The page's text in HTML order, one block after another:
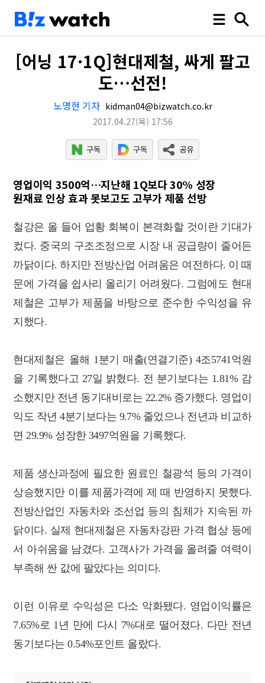
[어닝 17·1Q]현대제철, 싸게 팔고
도…선전!
노명현 기자 kidman04@bizwatch.co.kr
2017.04.27(목) 17:56
영업이익 3500억…지난해 1Q보다 30% 성장
원재료 인상 효과 못보고도 고부가 제품 선방
철강은 올 들어 업황 회복이 본격화할 것이란 기대가
컸다. 중국의 구조조정으로 시장 내 공급량이 줄어든
까닭이다. 하지만 전방산업 어려움은 여전하다. 이 때
문에 가격을 쉽사리 올리기 어려웠다. 그럼에도 현대
제철은 고부가 제품을 바탕으로 준수한 수익성을 유
지했다.
현대제철은 올해 1분기 매출(연결기준) 4조5741억원
을 기록했다고 27일 밝혔다. 전 분기보다는 1.81% 감
소했지만 전년 동기대비로는 22.2% 증가했다. 영업이
익도 작년 4분기보다는 9.7% 줄었으나 전년과 비교하
면 29.9% 성장한 3497억원을 기록했다.
제품 생산과정에 필요한 원료인 철광석 등의 가격이
상승했지만 이를 제품가격에 제 때 반영하지 못했다.
전방산업인 자동차와 조선업 등의 침체가 지속된 까
닭이다. 실제 현대제철은 자동차강판 가격 협상 등에
서 아쉬움을 남겼다. 고객사가 가격을 올려줄 여력이
부족해 싼 값에 팔았다는 의미다.
이런 이유로 수익성은 다소 악화됐다. 영업이익률은
7.65%로 1년 만에 다시 7%대로 떨어졌다. 다만 전년
동기보다는 0.54%포인트 올랐다.